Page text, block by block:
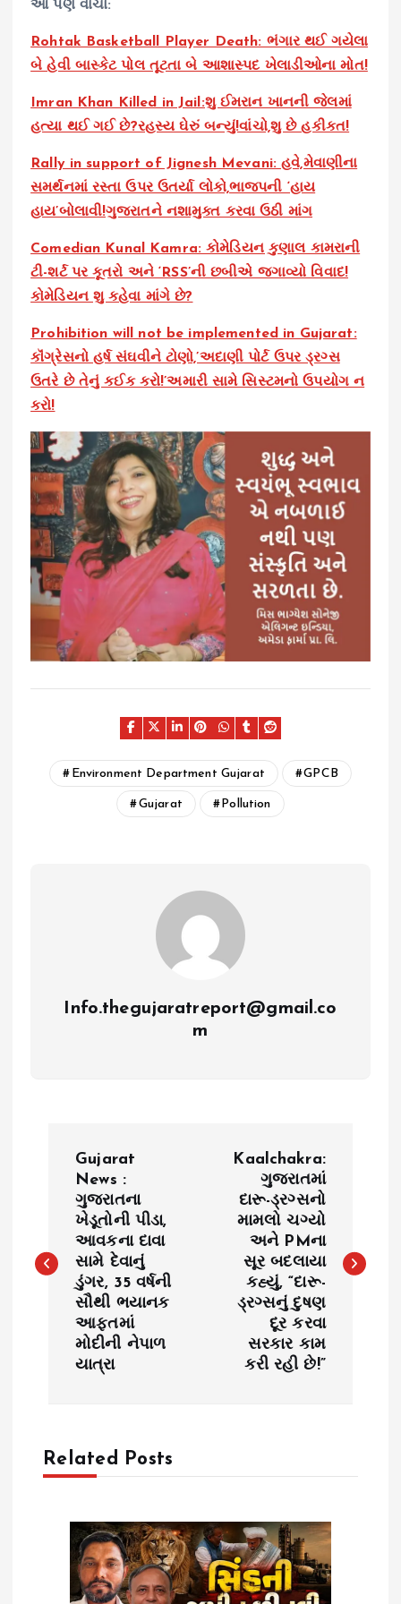
આ પણ વાંચો:
Rohtak Basketball Player Death: ભંગાર થઈ ગયેલા
બે હેવી બાસ્કેટ પોલ તૂટતા બે આશાસ્પદ ખેલાડીઓના મોત!
Imran Khan Killed in Jail:શુ ઈમરાન ખાનની જેલમાં
હત્યા થઈ ગઈ છે?રહસ્ય ઘેરું બન્યું!વાંચો,શુ છે હકીકત!
Rally in support of Jignesh Mevani: હવે,મેવાણીના
સમર્થનમાં રસ્તા ઉપર ઉતર્યા લોકો,ભાજપની ‘હાય
હાય’બોલાવી!ગુજરાતને નશામુક્ત કરવા ઉઠી માંગ
Comedian Kunal Kamra: કોમેડિયન કુણાલ કામરાની
ટી-શર્ટ પર કૂતરો અને ‘RSS’ની છબીએ જગાવ્યો વિવાદ!
કોમેડિયન શુ કહેવા માંગે છે?
Prohibition will not be implemented in Gujarat:
કૉંગ્રેસનો હર્ષ સંઘવીને ટોણો,’અદાણી પોર્ટ ઉપર ડ્રગ્સ
ઉતરે છે તેનું કઈક કરો!’અમારી સામે સિસ્ટમનો ઉપયોગ ન
કરો!
Environment Department Gujarat GPCB
Gujarat Pollution
Info.thegujaratreport@gmail.co
m
t
Gujarat
News :
ગુજરાતના
ખેડૂતોની પીડા,
આવકના દાવા
સામે દેવાનું
ડુંગર, 35 વર્ષની
સૌથી ભયાનક
આફતમાં
મોદીની નેપાળ
યાત્રા
Kaalchakra:
ગુજરાતમાં
દારૂ-ડ્રગ્સનો
મામલો ચગ્યો
અને PMના
સૂર બદલાયા
કહ્યું, “દારૂ-
ડ્રગ્સનું દુષણ
દૂર કરવા
સરકાર કામ
કરી રહી છે!”
Related Posts